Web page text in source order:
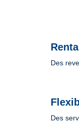
Des
Des